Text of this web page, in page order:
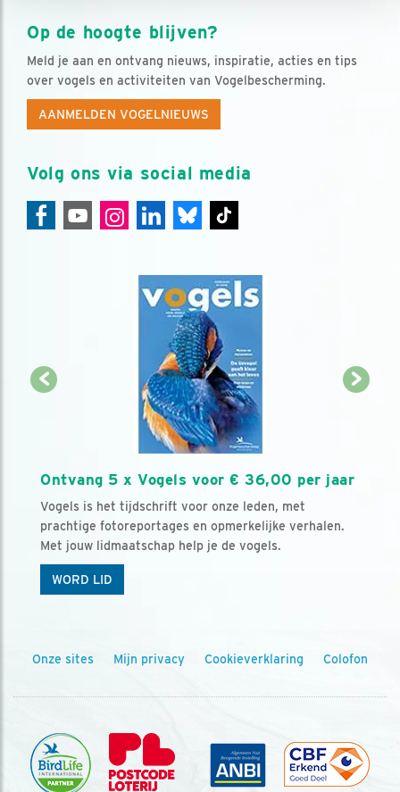
Op de hoogte blijven?
Meld je aan en ontvang nieuws, inspiratie, acties en tips
over vogels en activiteiten van Vogelbescherming.
AANMELDEN VOGELNIEUWS
Volg ons via social media
Ontvang 5 x Vogels voor € 36,00 per jaar
Vogels is het tijdschrift voor onze leden, met
prachtige fotoreportages en opmerkelijke verhalen.
Met jouw lidmaatschap help je de vogels.
WORD LID
Onze sites Mijn privacy Cookieverklaring Colofon